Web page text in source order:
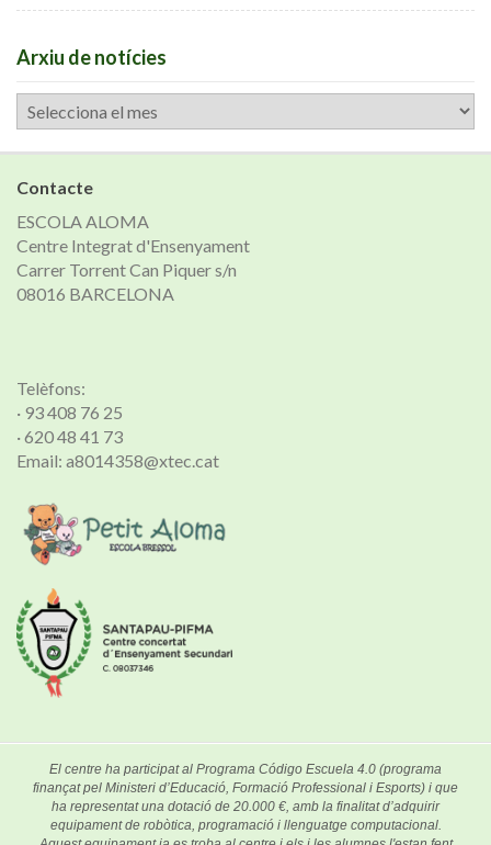
Arxiu de notícies
Arxiu
de
notícies
Contacte
ESCOLA ALOMA
Centre Integrat d'Ensenyament
Carrer Torrent Can Piquer s/n
08016 BARCELONA
Telèfons:
· 93 408 76 25
· 620 48 41 73
Email: a8014358@xtec.cat
El centre ha participat al Programa Código Escuela 4.0 (programa
finançat pel Ministeri d’Educació, Formació Professional i Esports) i que
ha representat una dotació de 20.000 €, amb la finalitat d’adquirir
equipament de robòtica, programació i llenguatge computacional.